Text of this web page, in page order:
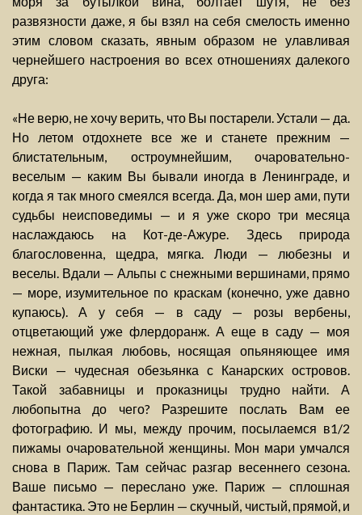
развязности даже, я бы взял на себя смелость именно
этим словом сказать, явным образом не улавливая
чернейшего настроения во всех отношениях далекого
друга:
«Не верю, не хочу верить, что Вы постарели. Устали — да.
Но летом отдохнете все же и станете прежним —
блистательным, остроумнейшим, очаровательно-
веселым — каким Вы бывали иногда в Ленинграде, и
когда я так много смеялся всегда. Да, мон шер ами, пути
судьбы неисповедимы — и я уже скоро три месяца
наслаждаюсь на Кот-де-Ажуре. Здесь природа
благословенна, щедра, мягка. Люди — любезны и
веселы. Вдали — Альпы с снежными вершинами, прямо
— море, изумительное по краскам (конечно, уже давно
купаюсь). А у себя — в саду — розы вербены,
отцветающий уже флердоранж. А еще в саду — моя
нежная, пылкая любовь, носящая опьяняющее имя
Виски — чудесная обезьянка с Канарских островов.
Такой забавницы и проказницы трудно найти. А
любопытна до чего? Разрешите послать Вам ее
фотографию. И мы, между прочим, посылаемся в1/2
пижамы очаровательной женщины. Мон мари умчался
снова в Париж. Там сейчас разгар весеннего сезона.
Ваше письмо — переслано уже. Париж — сплошная
фантастика. Это не Берлин — скучный, чистый, прямой, и